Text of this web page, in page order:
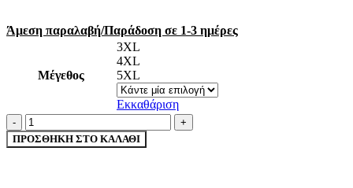
Άμεση παραλαβή/Παράδοση σε 1-3 ημέρες
Μέγεθος
3XL
4XL
5XL
Εκκαθάριση
Α.A
UNDERWEAR
Φανελάκι
ΠΡΟΣΘΉΚΗ ΣΤΟ ΚΑΛΆΘΙ